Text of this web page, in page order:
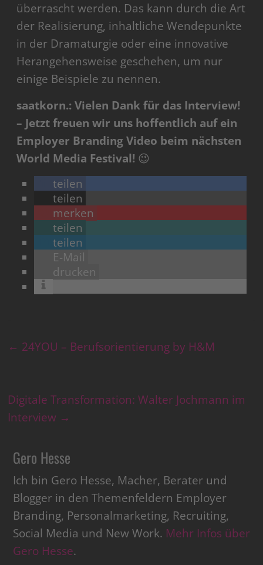
überrascht werden. Das kann durch die Art
der Realisierung, inhaltliche Wendepunkte
in der Dramaturgie oder eine innovative
Her­angehensweise geschehen, um nur
einige Beispiele zu nennen.
saatkorn.: Vielen Dank für das Interview!
– Jetzt freuen wir uns hoffentlich auf ein
Employer Branding Video beim nächsten
World Media Festival! 😉
teilen
teilen
merken
teilen
teilen
E-Mail
drucken
← 24YOU – Berufsorientierung by H&M
Digitale Transformation: Walter Jochmann im
Interview →
Gero Hesse
Ich bin Gero Hesse, Macher, Berater und
Blogger in den Themenfeldern Employer
Branding, Personalmarketing, Recruiting,
Social Media und New Work. Mehr Infos über
Gero Hesse.